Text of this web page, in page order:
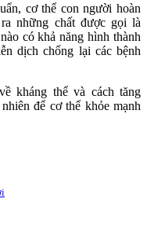
cơ thể con người hoàn
những chất được gọi là
có khả năng hình thành
dịch chống lại các bệnh
kháng thể và cách tăng
để cơ thể khỏe mạnh